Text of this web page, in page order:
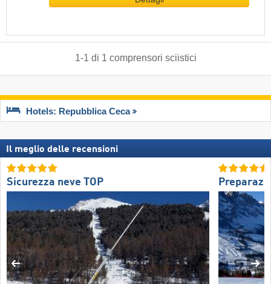
1-1 di 1 comprensori sciistici
Hotels: Repubblica Ceca
Il meglio delle recensioni
Sicurezza neve TOP